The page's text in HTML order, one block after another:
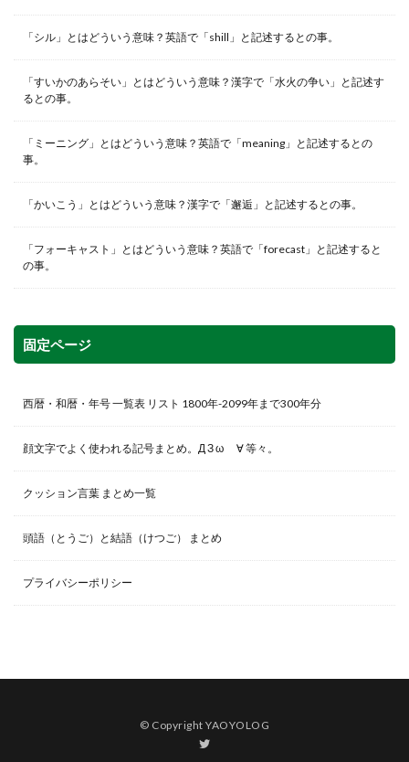
「シル」とはどういう意味？英語で「shill」と記述するとの事。
「すいかのあらそい」とはどういう意味？漢字で「水火の争い」と記述す
るとの事。
「ミーニング」とはどういう意味？英語で「meaning」と記述するとの
事。
「かいこう」とはどういう意味？漢字で「邂逅」と記述するとの事。
「フォーキャスト」とはどういう意味？英語で「forecast」と記述すると
の事。
固定ページ
西暦・和暦・年号 一覧表 リスト 1800年-2099年まで300年分
顔文字でよく使われる記号まとめ。Д З ω ゞ∀ 等々。
クッション言葉 まとめ一覧
頭語（とうご）と結語（けつご） まとめ
プライバシーポリシー
© Copyright YAOYOLOG